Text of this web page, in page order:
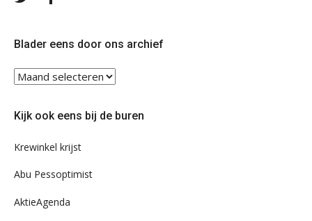
Blader eens door ons archief
Blader
ons
Kijk ook eens bij de buren
Krewinkel krijst
Abu Pessoptimist
AktieAgenda